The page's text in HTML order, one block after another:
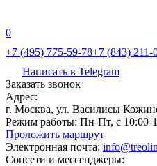
0
+7 (495) 775-59-78+7 (843) 211-
Написать в Telegram
Заказать звонок
Адрес:
г. Москва, ул. Василисы
Режим работы: Пн-Пт, с 10:00-
Проложить маршрут
Электронная почта:
Соцсети и мессенджеры: